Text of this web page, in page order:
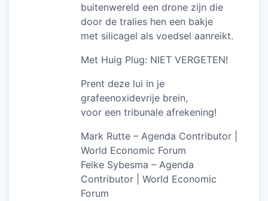
buitenwereld een drone zijn die
door de tralies hen een bakje
met silicagel als voedsel aanreikt.
Met Huig Plug: NIET VERGETEN!
Prent deze lui in je
grafeenoxidevrije brein,
voor een tribunale afrekening!
Mark Rutte – Agenda Contributor |
World Economic Forum
Feike Sybesma – Agenda
Contributor | World Economic
Forum